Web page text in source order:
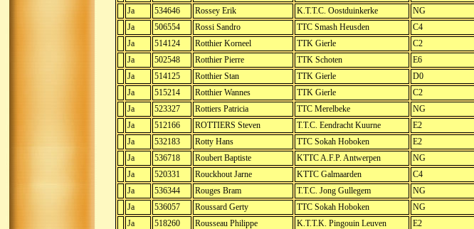
Ja
534646 Rossey Erik K.T.T.C. Oostduinkerke
NG
Ja
506554 Rossi Sandro TTC Smash Heusden
C4
Ja
514124 Rotthier Korneel TTK Gierle
C2
Ja
502548 Rotthier Pierre TTK Schoten
E6
Ja
514125 Rotthier Stan TTK Gierle
D0
Ja
515214 Rotthier Wannes TTK Gierle
C2
Ja
523327 Rottiers Patricia TTC Merelbeke NG
Ja
512166 ROTTIERS Steven T.T.C. Eendracht Kuurne
E2
Ja
532183 Rotty Hans TTC Sokah Hoboken
E2
Ja
536718 Roubert Baptiste KTTC A.F.P. Antwerpen
NG
Ja
520331 Rouckhout Jarne KTTC Galmaarden
C4
Ja
536344 Rouges Bram T.T.C. Jong Gullegem
NG
Ja
536057 Roussard Gerty TTC Sokah Hoboken NG
Ja
518260 Rousseau Philippe K.T.T.K. Pingouin Leuven
E2